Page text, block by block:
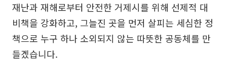
재난과 재해로부터 안전한 거제시를 위해 선제적 대
비책을 강화하고, 그늘진 곳을 먼저 살피는 세심한 정
책으로 누구 하나 소외되지 않는 따뜻한 공동체를 만
들겠습니다.